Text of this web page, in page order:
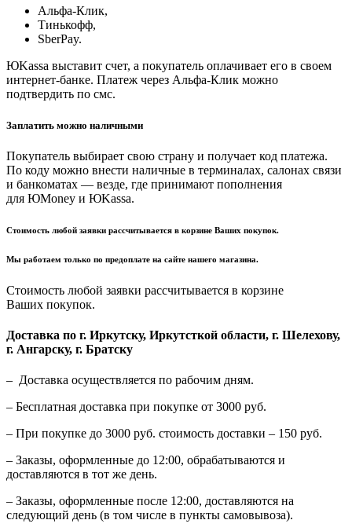
Альфа-Клик,
Тинькофф,
SberPay.
ЮKassa выставит счет, а покупатель оплачивает его в своем
интернет-банке. Платеж через Альфа-Клик можно
подтвердить по смс.
Заплатить можно наличными
Покупатель выбирает свою страну и получает код платежа.
По коду можно внести наличные в терминалах, салонах связи
и банкоматах — везде, где принимают пополнения
для ЮMoney и ЮKassa.
Стоимость любой заявки рассчитывается в корзине Ваших покупок.
Мы работаем только по предоплате на сайте нашего магазина.
Стоимость любой заявки рассчитывается в корзине
Ваших покупок.
Доставка по г. Иркутску, Иркутсткой области, г. Шелехову,
г. Ангарску, г. Братску
– Доставка осуществляется по рабочим дням.
– Бесплатная доставка при покупке от 3000 руб.
– При покупке до 3000 руб. стоимость доставки – 150 руб.
– Заказы, оформленные до 12:00, обрабатываются и
доставляются в тот же день.
– Заказы, оформленные после 12:00, доставляются на
следующий день (в том числе в пункты самовывоза).